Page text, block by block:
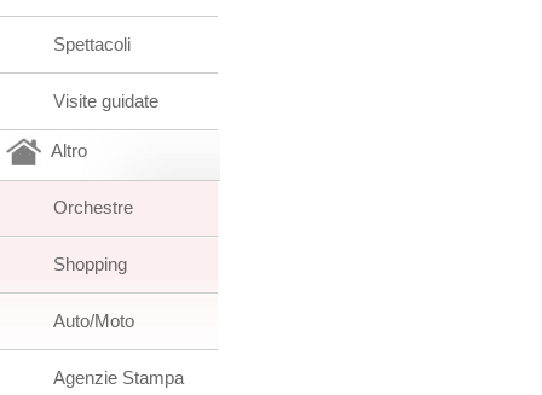
Spettacoli
Visite guidate
Altro
Orchestre
Shopping
Auto/Moto
Agenzie Stampa